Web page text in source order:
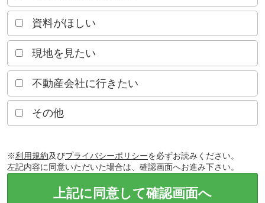
資料がほしい
現地を見たい
不動産会社に行きたい
その他
※利用規約及びプライバシーポリシーを必ずお読みください。
左記内容に同意いただいた場合は、確認画面へお進み下さい。
上記に同意して確認画面へ